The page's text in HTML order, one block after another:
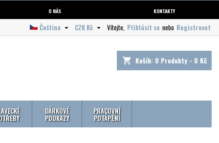
O NÁS KONTAKTY
Vítejte, Přihlásit se nebo Registrovat
CZK Kč 
Čeština 
shopping_cart Košík: 0 Produkty - 0 Kč
DÁRKOVÉ
POUKAZY
PRACOVNÍ
POTÁPĚNÍ